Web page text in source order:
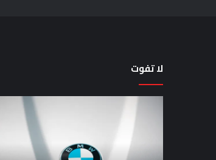
لا تفوت
تضع
منافستها
من